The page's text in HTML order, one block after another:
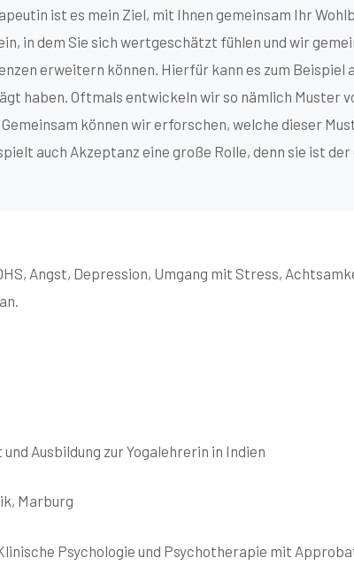
ist es mein Ziel, mit Ihnen gemeinsam Ihr
in dem Sie sich wertgeschätzt fühlen und wir
erweitern können. Hierfür kann es zum
haben. Oftmals entwickeln wir so nämlich Muster
können wir erforschen, welche dieser
auch Akzeptanz eine große Rolle, denn sie ist
Angst, Depression, Umgang mit Stress,
Ausbildung zur Yogalehrerin in Indien
Marburg
Psychologie und Psychotherapie mit